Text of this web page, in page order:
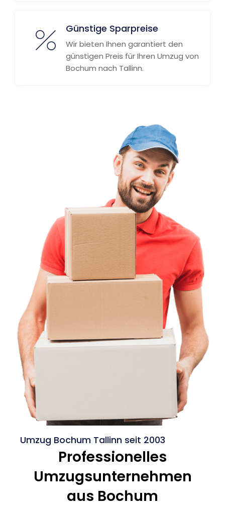
Günstige Sparpreise
Wir bieten Ihnen garantiert den
günstigen Preis für Ihren Umzug von
Bochum nach Tallinn.
Umzug Bochum Tallinn seit 2003
Professionelles
Umzugsunternehmen
aus Bochum